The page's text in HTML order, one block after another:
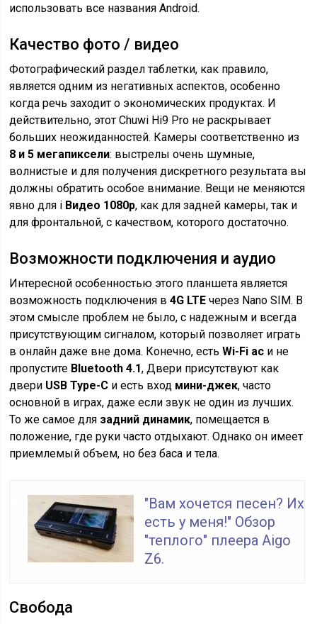
использовать все названия Android.
Качество фото / видео
Фотографический раздел таблетки, как правило,
является одним из негативных аспектов, особенно
когда речь заходит о экономических продуктах. И
действительно, этот Chuwi Hi9 Pro не раскрывает
больших неожиданностей. Камеры соответственно из
8 и 5 мегапиксели: выстрелы очень шумные,
волнистые и для получения дискретного результата вы
должны обратить особое внимание. Вещи не меняются
явно для i Видео 1080p, как для задней камеры, так и
для фронтальной, с качеством, которого достаточно.
Возможности подключения и аудио
Интересной особенностью этого планшета является
возможность подключения в4G LTE через Nano SIM. В
этом смысле проблем не было, с надежным и всегда
присутствующим сигналом, который позволяет играть
в онлайн даже вне дома. Конечно, есть Wi-Fi ac и не
пропустите Bluetooth 4.1, Двери присутствуют как
двери USB Type-C и есть вход мини-джек, часто
основной в играх, даже если звук не один из лучших.
То же самое для задний динамик, помещается в
положение, где руки часто отдыхают. Однако он имеет
приемлемый объем, но без баса и тела.
"Вам хочется песен? Их
есть у меня!" Обзор
"теплого" плеера Aigo
Z6.
Свобода